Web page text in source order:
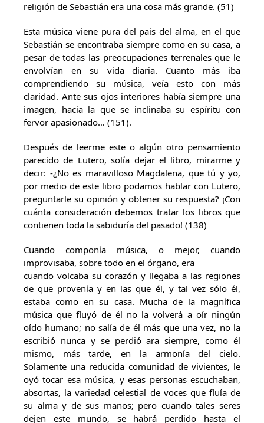
religión de Sebastián era una cosa más grande. (51)
Esta música viene pura del pais del alma, en el que
Sebastián se encontraba siempre como en su casa, a
pesar de todas las preocupaciones terrenales que le
envolvían en su vida diaria. Cuanto más iba
comprendiendo su música, veía esto con más
claridad. Ante sus ojos interiores había siempre una
imagen, hacia la que se inclinaba su espíritu con
fervor apasionado… (151).
Después de leerme este o algún otro pensamiento
parecido de Lutero, solía dejar el libro, mirarme y
decir: -¿No es maravilloso Magdalena, que tú y yo,
por medio de este libro podamos hablar con Lutero,
preguntarle su opinión y obtener su respuesta? ¡Con
cuánta consideración debemos tratar los libros que
contienen toda la sabiduría del pasado! (138)
Cuando componía música, o mejor, cuando
improvisaba, sobre todo en el órgano, era
cuando volcaba su corazón y llegaba a las regiones
de que provenía y en las que él, y tal vez sólo él,
estaba como en su casa. Mucha de la magnífica
música que fluyó de él no la volverá a oír ningún
oído humano; no salía de él más que una vez, no la
escribió nunca y se perdió ara siempre, como él
mismo, más tarde, en la armonía del cielo.
Solamente una reducida comunidad de vivientes, le
oyó tocar esa música, y esas personas escuchaban,
absortas, la variedad celestial de voces que fluía de
su alma y de sus manos; pero cuando tales seres
dejen este mundo, se habrá perdido hasta el